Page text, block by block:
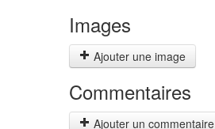
Images
Ajouter une image
Commentaires
Ajouter un commentaire